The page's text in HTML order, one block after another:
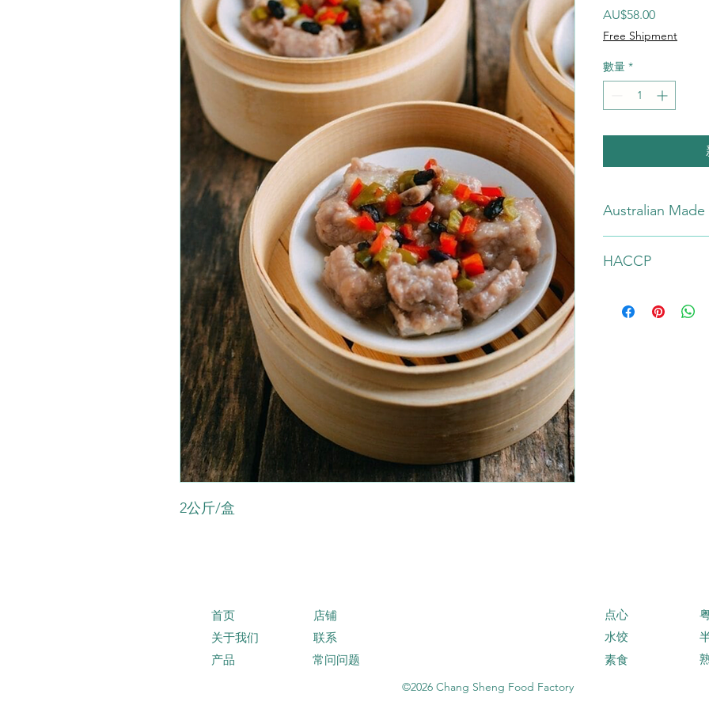
2公斤/盒
AU$58.00價格
Free Shipment
數量 *
Australian Made
from at least
HACCP
首页
关于我们
产品
店铺
联系
常问问题
点心
水饺
素食
©2026 Chang Sheng Food Factory